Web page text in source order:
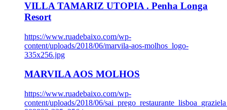
VILLA TAMARIZ UTOPIA . Penha Longa
Resort
https://www.ruadebaixo.com/wp-
content/uploads/2018/06/marvila-aos-molhos_logo-
335x256.jpg
MARVILA AOS MOLHOS
https://www.ruadebaixo.com/wp-
content/uploads/2018/06/